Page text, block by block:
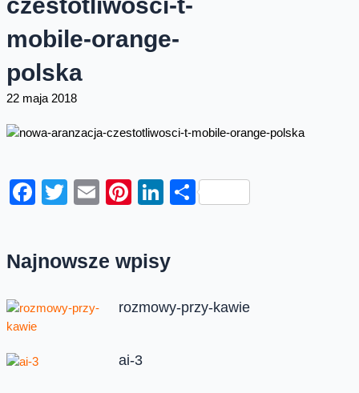
czestotliwosci-t-
mobile-orange-
polska
22 maja 2018
Facebook
Twitter
EmailPinterest
LinkedIn
Share
Najnowsze wpisy
rozmowy-przy-kawie
ai-3